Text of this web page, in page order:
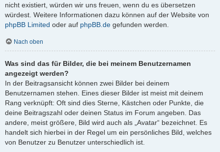
nicht existiert, würden wir uns freuen, wenn du es übersetzen
würdest. Weitere Informationen dazu können auf der Website von
phpBB Limited oder auf phpBB.de gefunden werden.
Nach oben
Was sind das für Bilder, die bei meinem Benutzernamen
angezeigt werden?
In der Beitragsansicht können zwei Bilder bei deinem
Benutzernamen stehen. Eines dieser Bilder ist meist mit deinem
Rang verknüpft: Oft sind dies Sterne, Kästchen oder Punkte, die
deine Beitragszahl oder deinen Status im Forum angeben. Das
andere, meist größere, Bild wird auch als „Avatar“ bezeichnet. Es
handelt sich hierbei in der Regel um ein persönliches Bild, welches
von Benutzer zu Benutzer unterschiedlich ist.